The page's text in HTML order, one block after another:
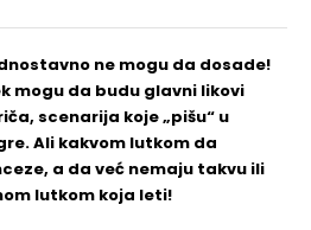
ne mogu da dosade!
mogu da budu glavni likovi
scenarija koje „pišu“ u
Ali kakvom lutkom da
a da već nemaju takvu ili
lutkom koja leti!